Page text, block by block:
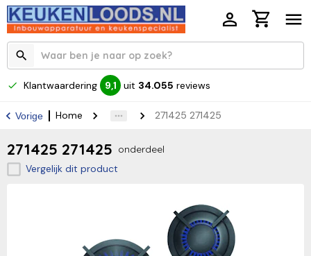
Klantwaardering 9,1 uit 34.055 reviews
Vorige Home 271425 271425
271425 271425 onderdeel
Vergelijk dit product